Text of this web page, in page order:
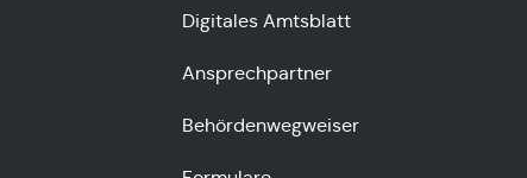
Digitales Amtsblatt
Ansprechpartner
Behördenwegweiser